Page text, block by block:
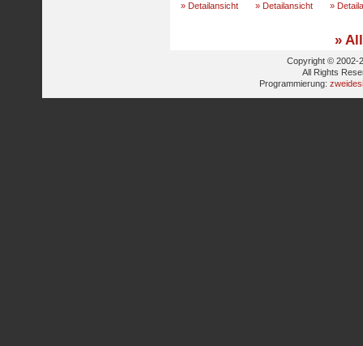
» Detailansicht » Detailansicht »
»
Copyright © 2002-
All Rights
Programmierung: